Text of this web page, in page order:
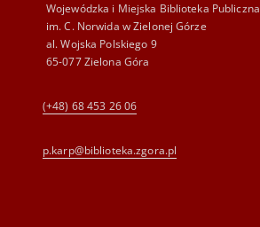
Wojewódzka i Miejska Biblioteka Publiczna
im. C. Norwida w Zielonej Górze
al. Wojska Polskiego 9
65-077 Zielona Góra
(+48) 68 453 26 06
p.karp@biblioteka.zgora.pl